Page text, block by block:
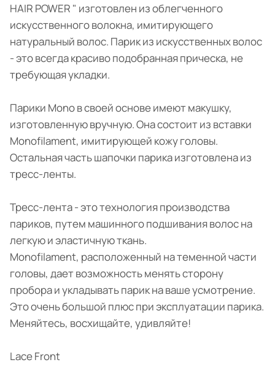
HAIR POWER " изготовлен из облегченного
искусственного волокна, имитирующего
натуральный волос. Парик из искусственных волос
- это всегда красиво подобранная прическа, не
требующая укладки.
Парики Mono в своей основе имеют макушку,
изготовленную вручную. Она состоит из вставки
Monofilament, имитирующей кожу головы.
Остальная часть шапочки парика изготовлена из
тресс-ленты.
Тресс-лента - это технология производства
париков, путем машинного подшивания волос на
легкую и эластичную ткань.
Monofilament, расположенный на теменной части
головы, дает возможность менять сторону
пробора и укладывать парик на ваше усмотрение.
Это очень большой плюс при эксплуатации парика.
Меняйтесь, восхищайте, удивляйте!
Lace Front